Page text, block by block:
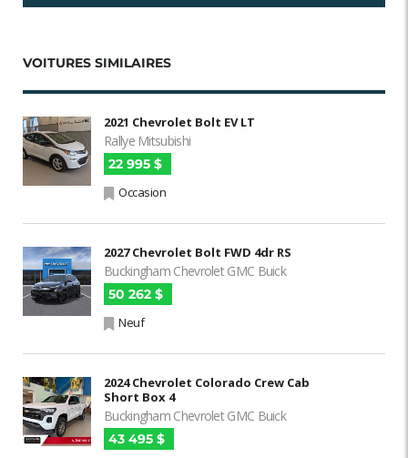
VOITURES SIMILAIRES
2021 Chevrolet Bolt EV LT
Rallye Mitsubishi
22 995 $
Occasion
2027 Chevrolet Bolt FWD 4dr RS
Buckingham Chevrolet GMC Buick
50 262 $
Neuf
2024 Chevrolet Colorado Crew Cab
Short Box 4
Buckingham Chevrolet GMC Buick
43 495 $